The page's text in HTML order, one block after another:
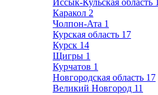
Иссык-Кульская область
Каракол 2
Чолпон-Ата 1
Курская область 17
Курск 14
Щигры 1
Курчатов 1
Новгородская область 17
Великий Новгород 11